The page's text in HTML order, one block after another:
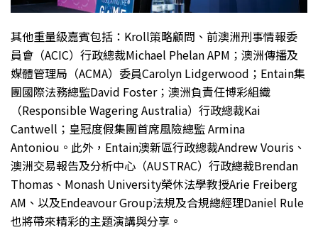
其他重量級嘉賓包括：Kroll策略顧問、前澳洲刑事情報委
員會（ACIC）行政總裁Michael Phelan APM；澳洲傳播及
媒體管理局（ACMA）委員Carolyn Lidgerwood；Entain集
團國際法務總監David Foster；澳洲負責任博彩組織
（Responsible Wagering Australia）行政總裁Kai
Cantwell；皇冠度假集團首席風險總監 Armina
Antoniou。此外，Entain澳新區行政總裁Andrew Vouris、
澳洲交易報告及分析中心（AUSTRAC）行政總裁Brendan
Thomas、Monash University榮休法學教授Arie Freiberg
AM、以及Endeavour Group法規及合規總經理Daniel Rule
也將帶來精彩的主題演講與分享。